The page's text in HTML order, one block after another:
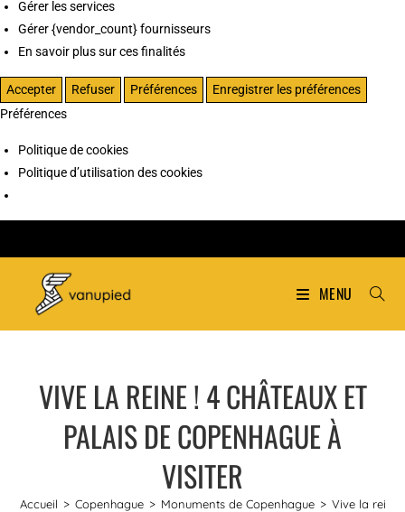
Gérer les services
Gérer {vendor_count} fournisseurs
En savoir plus sur ces finalités
Accepter Refuser Préférences
Enregistrer les préférences
Préférences
Politique de cookies
Politique d’utilisation des cookies
MENU
VIVE LA REINE ! 4 CHÂTEAUX ET
PALAIS DE COPENHAGUE À
VISITER
Accueil > Copenhague > Monuments de Copenhague > Vive la reine